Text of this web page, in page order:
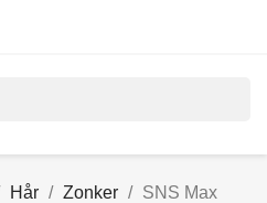
Hår Zonker
SNS Max